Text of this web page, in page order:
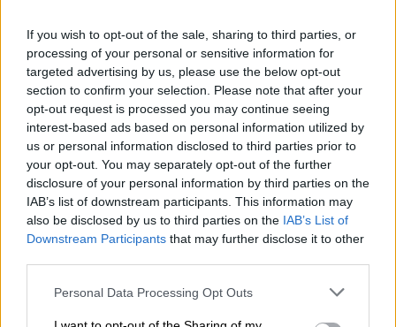
If you wish to opt-out of the sale, sharing to third parties, or
processing of your personal or sensitive information for
targeted advertising by us, please use the below opt-out
section to confirm your selection. Please note that after your
opt-out request is processed you may continue seeing
interest-based ads based on personal information utilized by
us or personal information disclosed to third parties prior to
your opt-out. You may separately opt-out of the further
disclosure of your personal information by third parties on the
IAB’s list of downstream participants. This information may
also be disclosed by us to third parties on the IAB’s List of
Downstream Participants that may further disclose it to other
Personal Data Processing Opt Outs
Saber idiomas
¿La ciudadanía de Occidente